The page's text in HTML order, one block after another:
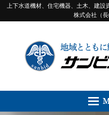
上下水道機材、住宅機器、土木、建
株式会社（長